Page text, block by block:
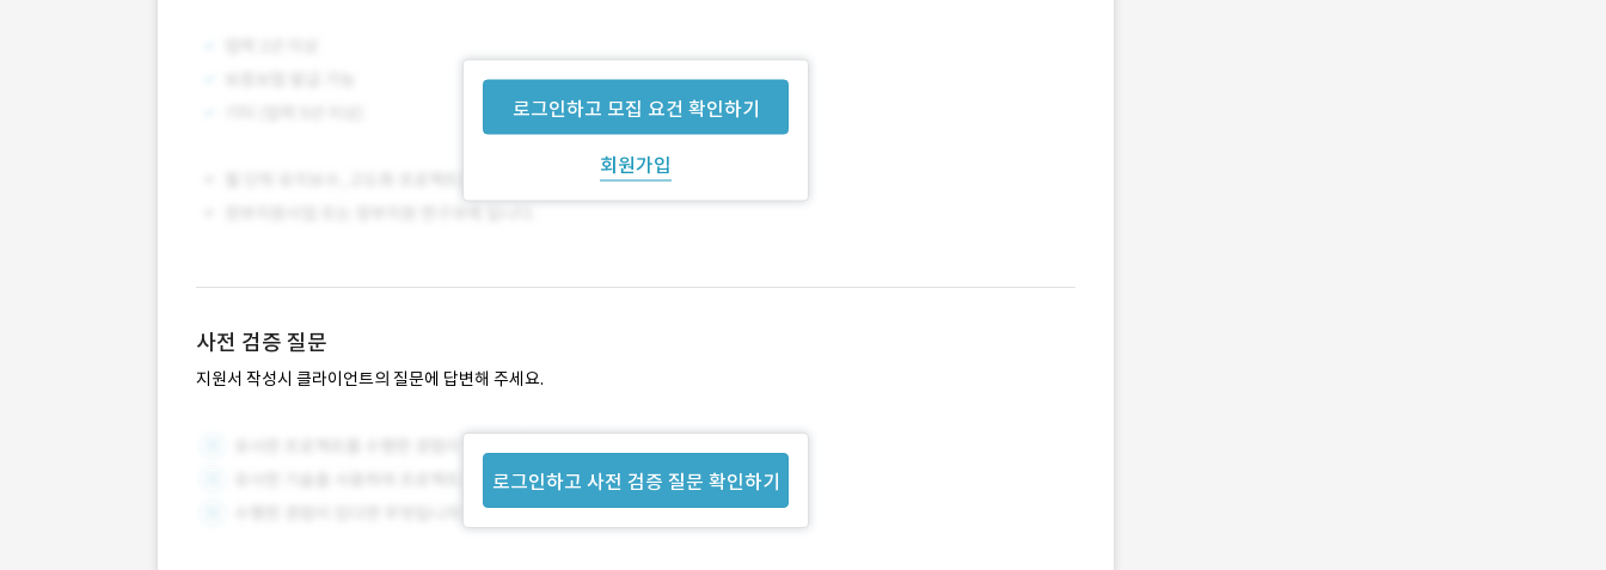
로그인하고 모집 요건 확인하기
회원가입
사전 검증 질문
지원서 작성시 클라이언트의 질문에 답변해 주세요.
로그인하고 사전 검증 질문 확인하기